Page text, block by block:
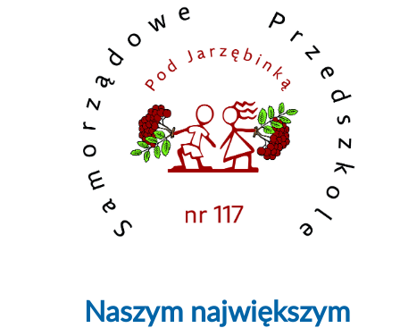
Naszym największym